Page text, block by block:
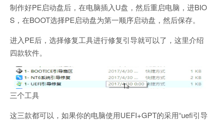
制作好PE启动盘后，在电脑插入U盘，然后重启电脑，进BIO
S，在BOOT选择PE启动盘为第一顺序启动盘，然后保存。
进入PE后，选择修复工具进行修复引导就可以了，这里介绍
四款软件。
三个工具
这三款都可以，如果你的电脑使用UEFI+GPT的采用“uefi引导